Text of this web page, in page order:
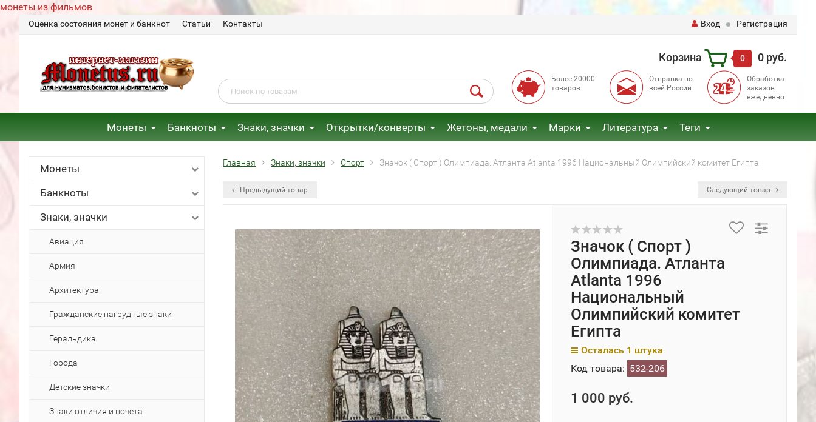
монеты из фильмов
Оценка состояния монет и банкнот Статьи Контакты Вход Регистрация
Корзина 0 0 руб.
Более 20000
товаров
Отправка по
всей России
Обработка
заказов
ежедневно
Монеты Банкноты Знаки, значки Открытки/конверты Жетоны, медали Марки Литература Теги
Монеты
Банкноты
Знаки, значки
Авиация
Армия
Архитектура
Гражданские нагрудные знаки
Геральдика
Города
Детские значки
Знаки отличия и почета
Главная Знаки, значки Спорт Значок ( Спорт ) Олимпиада. Атланта Atlanta 1996 Национальный Олимпийский комитет Египта
Предыдущий товар Следующий товар
Значок ( Спорт )
Олимпиада. Атланта
Atlanta 1996
Национальный
Олимпийский комитет
Египта
Осталась 1 штука
Код товара: 532-206
1 000 руб.